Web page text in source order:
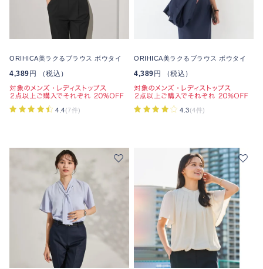
ORIHICA美ラクるブラウス ボウタイ
4,389 円 （税込）
4.4(7件)
ORIHICA美ラクるブラウス ボウタイ
4,389 円 （税込）
4.3(4件)